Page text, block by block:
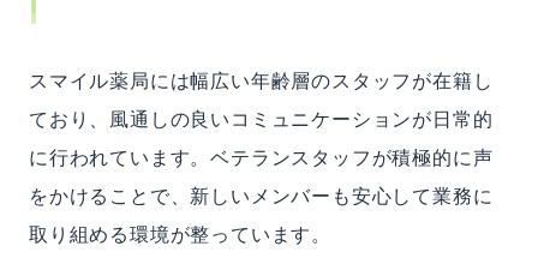
スマイル薬局には幅広い年齢層のスタッフが在籍し
ており、風通しの良いコミュニケーションが日常的
に行われています。ベテランスタッフが積極的に声
をかけることで、新しいメンバーも安心して業務に
取り組める環境が整っています。